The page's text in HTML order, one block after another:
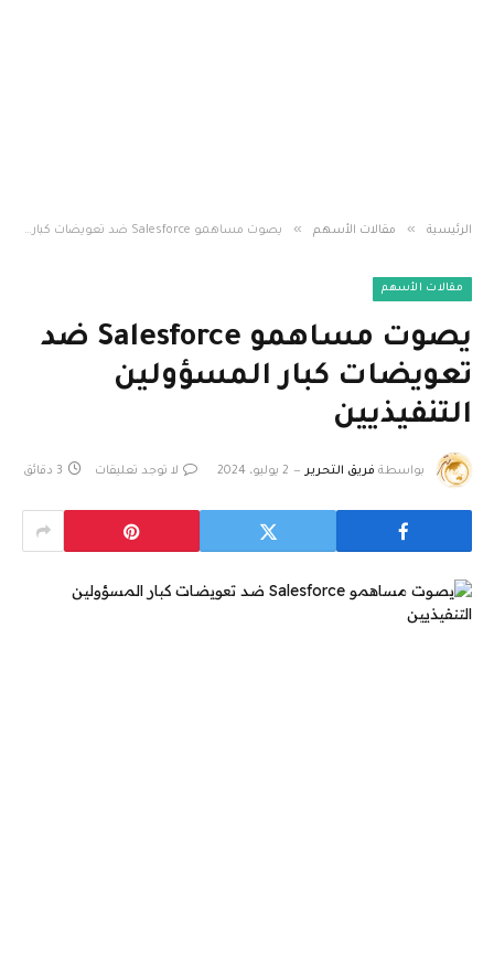
الرئيسية » مقالات الأسهم » يصوت مساهمو Salesforce ضد تعويضات كبار المسؤولين التنفيذيين
مقالات الأسهم
يصوت مساهمو Salesforce ضد
تعويضات كبار المسؤولين
التنفيذيين
بواسطة فريق التحرير 2 يوليو، 2024 لا توجد تعليقات 3 دقائق